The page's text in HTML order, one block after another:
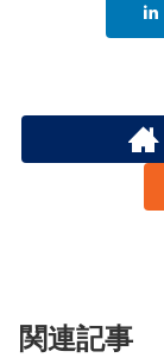
関連記事